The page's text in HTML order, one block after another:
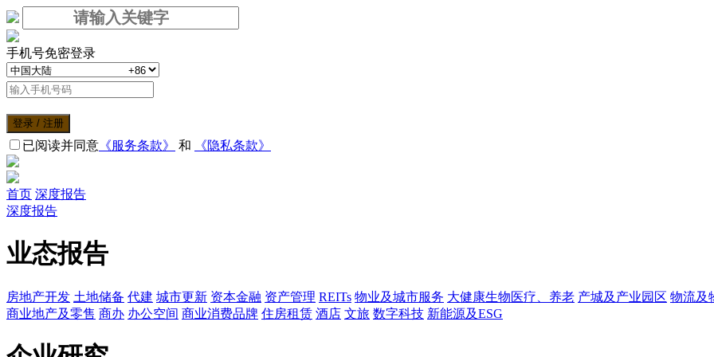
手机号免密登录
登录 / 注册
已阅读并同意 《服务条款》 和 《隐私条款》
首页 深度报告
深度报告
业态报告
房地产开发 土地储备 代建 城市更新 资本金融 资产管理 REITs 物业及城市服务 大健康生物医疗、养老 产城及产业园区 物流及
商业地产及零售 商办 办公空间 商业消费品牌 住房租赁 酒店 文旅 数字科技 新能源及ESG